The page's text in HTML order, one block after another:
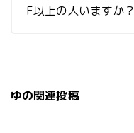
F以上の人いますか？
ゆの関連投稿